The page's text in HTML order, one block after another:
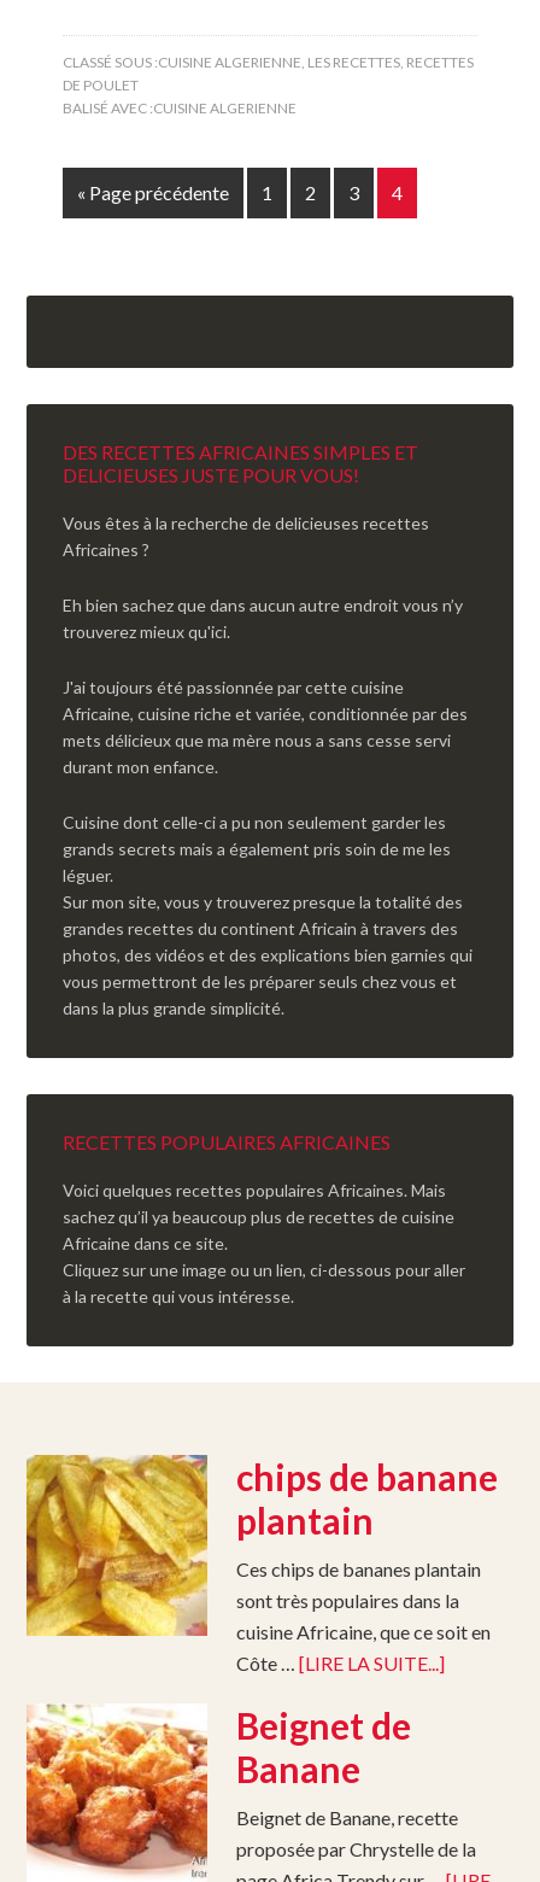
CLASSÉ SOUS :CUISINE ALGERIENNE LES RECETTES RECETTES
DE POULET
BALISÉ AVEC :CUISINE ALGERIENNE
« Page précédente 1 2 3 4
DES RECETTES AFRICAINES SIMPLES ET
DELICIEUSES JUSTE POUR VOUS!
Vous êtes à la recherche de delicieuses recettes
Africaines ?
Eh bien sachez que dans aucun autre endroit vous n’y
trouverez mieux qu'ici.
J'ai toujours été passionnée par cette cuisine
Africaine, cuisine riche et variée, conditionnée par des
mets délicieux que ma mère nous a sans cesse servi
durant mon enfance.
Cuisine dont celle-ci a pu non seulement garder les
grands secrets mais a également pris soin de me les
léguer.
Sur mon site, vous y trouverez presque la totalité des
grandes recettes du continent Africain à travers des
photos, des vidéos et des explications bien garnies qui
vous permettront de les préparer seuls chez vous et
dans la plus grande simplicité.
RECETTES POPULAIRES AFRICAINES
Voici quelques recettes populaires Africaines. Mais
sachez qu’il ya beaucoup plus de recettes de cuisine
Africaine dans ce site.
Cliquez sur une image ou un lien, ci-dessous pour aller
à la recette qui vous intéresse.
chips de banane
plantain
Ces chips de bananes plantain
sont très populaires dans la
cuisine Africaine, que ce soit en
Côte …[LIRE LA SUITE...]
Beignet de
Banane
Beignet de Banane, recette
proposée par Chrystelle de la